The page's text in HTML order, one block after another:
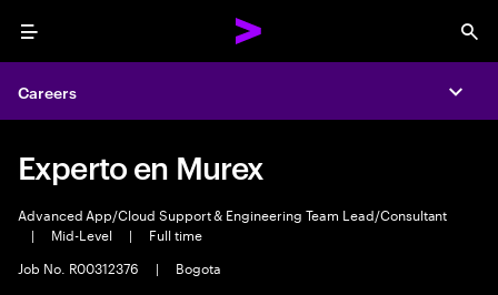
Menu
Careers
Experto en Murex
Advanced App/Cloud Support & Engineering Team Lead/Consultant
|
Mid-Level |
Full time
Job No. R00312376
| Bogota